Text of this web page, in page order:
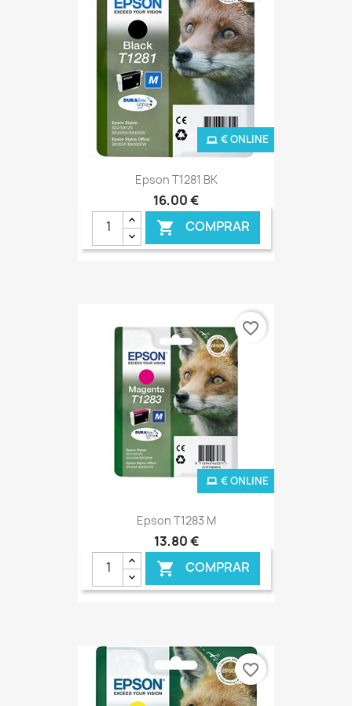
Epson T1281 BK
16,00 €
 COMPRAR
€ ONLINE
Epson T1283 M
13,80 €
 COMPRAR
€ ONLINE
favorite_border
favorite_border